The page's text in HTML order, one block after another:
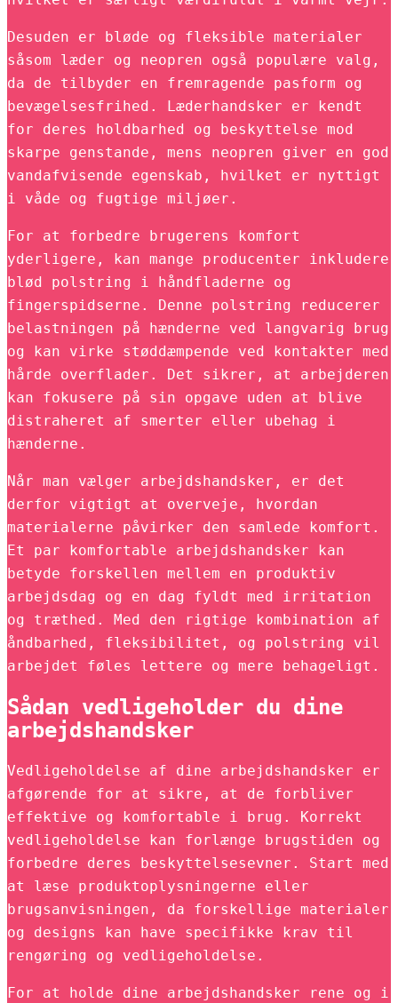
Desuden er bløde og fleksible materialer
såsom læder og neopren også populære valg,
da de tilbyder en fremragende pasform og
bevægelsesfrihed. Læderhandsker er kendt
for deres holdbarhed og beskyttelse mod
skarpe genstande, mens neopren giver en god
vandafvisende egenskab, hvilket er nyttigt
i våde og fugtige miljøer.
For at forbedre brugerens komfort
yderligere, kan mange producenter inkludere
blød polstring i håndfladerne og
fingerspidserne. Denne polstring reducerer
belastningen på hænderne ved langvarig brug
og kan virke støddæmpende ved kontakter med
hårde overflader. Det sikrer, at arbejderen
kan fokusere på sin opgave uden at blive
distraheret af smerter eller ubehag i
hænderne.
Når man vælger arbejdshandsker, er det
derfor vigtigt at overveje, hvordan
materialerne påvirker den samlede komfort.
Et par komfortable arbejdshandsker kan
betyde forskellen mellem en produktiv
arbejdsdag og en dag fyldt med irritation
og træthed. Med den rigtige kombination af
åndbarhed, fleksibilitet, og polstring vil
arbejdet føles lettere og mere behageligt.
Sådan vedligeholder du dine
arbejdshandsker
Vedligeholdelse af dine arbejdshandsker er
afgørende for at sikre, at de forbliver
effektive og komfortable i brug. Korrekt
vedligeholdelse kan forlænge brugstiden og
forbedre deres beskyttelsesevner. Start med
at læse produktoplysningerne eller
brugsanvisningen, da forskellige materialer
og designs kan have specifikke krav til
rengøring og vedligeholdelse.
For at holde dine arbejdshandsker rene og i